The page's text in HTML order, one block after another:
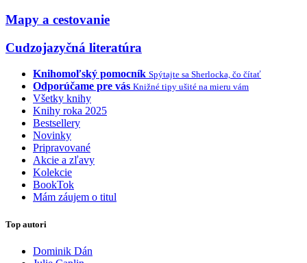
Mapy a cestovanie
Cudzojazyčná literatúra
Knihomoľský pomocník Spýtajte sa Sherlocka, čo čítať
Odporúčame pre vás Knižné tipy ušité na mieru vám
Všetky knihy
Knihy roka 2025
Bestsellery
Novinky
Pripravované
Akcie a zľavy
Kolekcie
BookTok
Mám záujem o titul
Top autori
Dominik Dán